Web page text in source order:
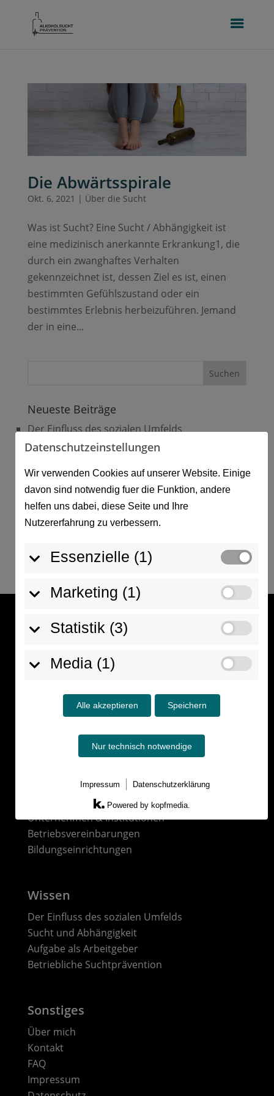
Datenschutzeinstellungen
Wir verwenden Cookies auf unserer Website. Einige
davon sind notwendig fuer die Funktion, andere
helfen uns dabei, diese Seite und Ihre
Nutzererfahrung zu verbessern.
Essenzielle (1)
Marketing (1)
Statistik (3)
Media (1)
Alle akzeptieren Speichern
Nur technisch notwendige
Powered by kopfmedia.
Impressum Datenschutzerklärung
Die Abwärtsspirale
Okt. 6, 2021 | Über die Sucht
Was ist Sucht? Eine Sucht / Abhängigkeit ist
eine medizinisch anerkannte Erkrankung1, die
durch ein zwanghaftes Verhalten
gekennzeichnet ist, dessen Ziel es ist, einen
bestimmten Gefühlszustand oder ein
bestimmtes Erlebnis herbeizuführen. Jemand
der in eine...
Neueste Beiträge
Der Einfluss des sozialen Umfelds
Sucht und Abhängigkeit
Aufgabe als Arbeitgeber
Betriebliche Suchtprävention
Alkohol – Wirkung und Folgen
Kontakt
Fabian Weihrauch
Händelstraße 24
+49 (0) 175 9842 608
info@alkoholsuchtpraevention.de
Unternehmen & Institutionen
Betriebsvereinbarungen
Bildungseinrichtungen
Wissen
Der Einfluss des sozialen Umfelds
Sucht und Abhängigkeit
Aufgabe als Arbeitgeber
Betriebliche Suchtprävention
Sonstiges
Über mich
Kontakt
FAQ
Impressum